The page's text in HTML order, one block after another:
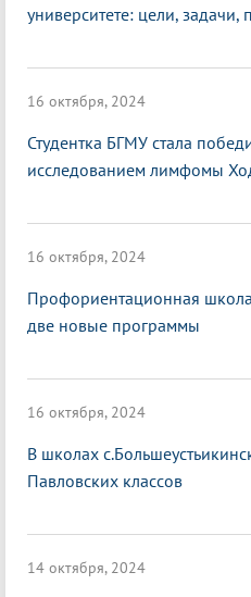
университете: цели, задачи,
16 октября, 2024
Студентка БГМУ стала
исследованием лимфомы
16 октября, 2024
Профориентационная
две новые программы
16 октября, 2024
В школах
Павловских классов
14 октября, 2024